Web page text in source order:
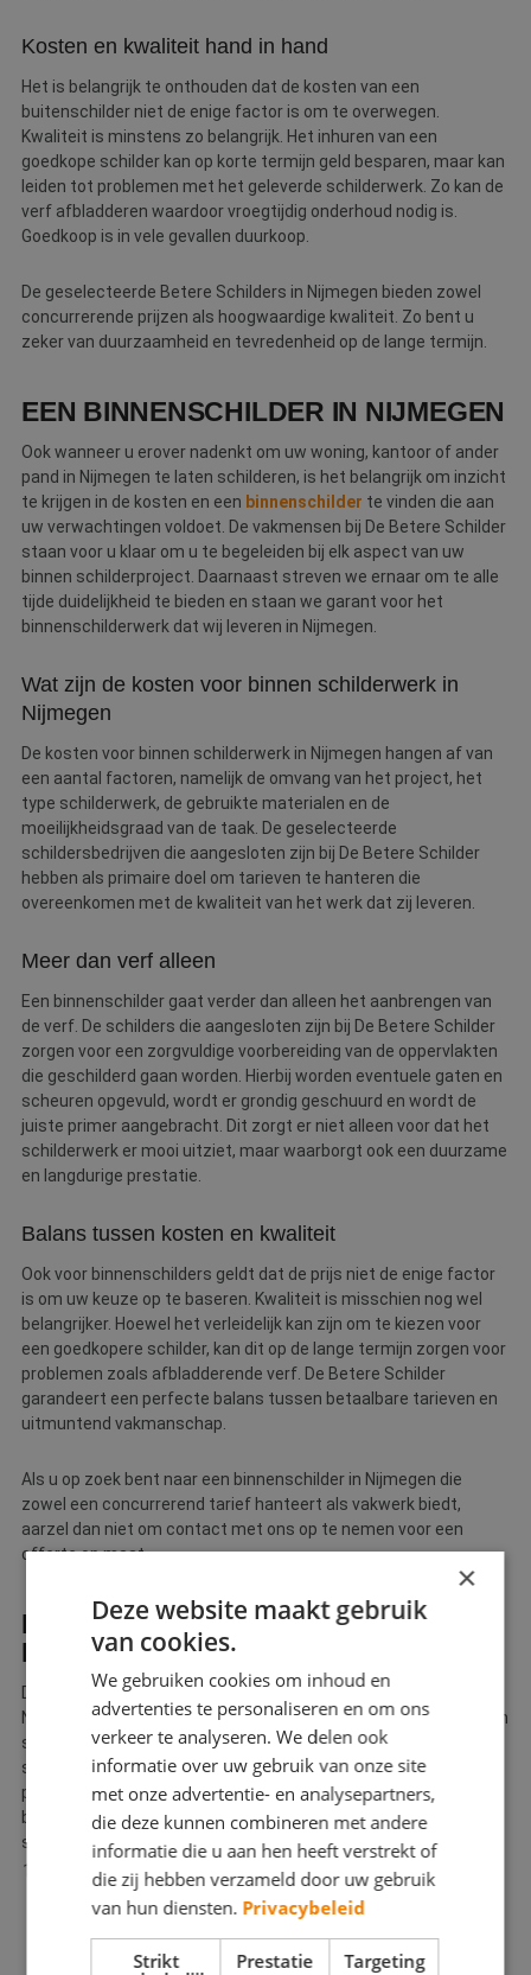
Kosten en kwaliteit hand in hand
Het is belangrijk te onthouden dat de kosten van een
buitenschilder niet de enige factor is om te overwegen.
Kwaliteit is minstens zo belangrijk. Het inhuren van een
goedkope schilder kan op korte termijn geld besparen, maar kan
leiden tot problemen met het geleverde schilderwerk. Zo kan de
verf afbladderen waardoor vroegtijdig onderhoud nodig is.
Goedkoop is in vele gevallen duurkoop.
De geselecteerde Betere Schilders in Nijmegen bieden zowel
concurrerende prijzen als hoogwaardige kwaliteit. Zo bent u
zeker van duurzaamheid en tevredenheid op de lange termijn.
EEN BINNENSCHILDER IN NIJMEGEN
Ook wanneer u erover nadenkt om uw woning, kantoor of ander
pand in Nijmegen te laten schilderen, is het belangrijk om inzicht
te krijgen in de kosten en een binnenschilder te vinden die aan
uw verwachtingen voldoet. De vakmensen bij De Betere Schilder
staan voor u klaar om u te begeleiden bij elk aspect van uw
binnen schilderproject. Daarnaast streven we ernaar om te alle
tijde duidelijkheid te bieden en staan we garant voor het
binnenschilderwerk dat wij leveren in Nijmegen.
Wat zijn de kosten voor binnen schilderwerk in
Nijmegen
De kosten voor binnen schilderwerk in Nijmegen hangen af van
een aantal factoren, namelijk de omvang van het project, het
type schilderwerk, de gebruikte materialen en de
moeilijkheidsgraad van de taak. De geselecteerde
schildersbedrijven die aangesloten zijn bij De Betere Schilder
hebben als primaire doel om tarieven te hanteren die
overeenkomen met de kwaliteit van het werk dat zij leveren.
Meer dan verf alleen
Een binnenschilder gaat verder dan alleen het aanbrengen van
de verf. De schilders die aangesloten zijn bij De Betere Schilder
zorgen voor een zorgvuldige voorbereiding van de oppervlakten
die geschilderd gaan worden. Hierbij worden eventuele gaten en
scheuren opgevuld, wordt er grondig geschuurd en wordt de
juiste primer aangebracht. Dit zorgt er niet alleen voor dat het
schilderwerk er mooi uitziet, maar waarborgt ook een duurzame
en langdurige prestatie.
Balans tussen kosten en kwaliteit
Ook voor binnenschilders geldt dat de prijs niet de enige factor
is om uw keuze op te baseren. Kwaliteit is misschien nog wel
belangrijker. Hoewel het verleidelijk kan zijn om te kiezen voor
een goedkopere schilder, kan dit op de lange termijn zorgen voor
problemen zoals afbladderende verf. De Betere Schilder
garandeert een perfecte balans tussen betaalbare tarieven en
uitmuntend vakmanschap.
Als u op zoek bent naar een binnenschilder in Nijmegen die
zowel een concurrerend tarief hanteert als vakwerk biedt,
aarzel dan niet om contact met ons op te nemen voor een
offerte op maat.
DE WERKZAAMHEDEN VAN DE
BETERE SCHILDER IN NIJMEGEN
De schilders die verbonden zijn aan De Betere Schilder in
Nijmegen staan bekend om hun toewijding aan vakmanschap en
service van topkwaliteit. Onze schilders begrijpen dat elke
schilderklus een opzichzelfstaand project is dat een
professionele aanpak vereist om de beste resultaten te
behalen. Hieronder staan enkele werkzaamheden waarin onze
schilders uitblinken:
Interieur schilderwerk
Onze schilders zijn specialisten in het transformeren van
binnenruimtes. Of het nu gaat om het schilderen van muren,
plafonds of deuren, de professionals die aangesloten zijn bij
De Betere Schilder zorgen ervoor dat uw interieur er prachtig
×
Deze website maakt gebruik
van cookies.
We gebruiken cookies om inhoud en
advertenties te personaliseren en om ons
verkeer te analyseren. We delen ook
informatie over uw gebruik van onze site
met onze advertentie- en analysepartners,
die deze kunnen combineren met andere
informatie die u aan hen heeft verstrekt of
die zij hebben verzameld door uw gebruik
van hun diensten. Privacybeleid
Strikt
Prestatie Targeting